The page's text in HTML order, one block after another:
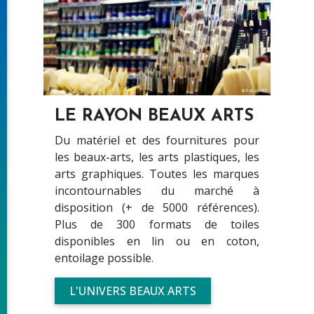
LE RAYON BEAUX ARTS
Du matériel et des fournitures pour
les beaux-arts, les arts plastiques, les
arts graphiques. Toutes les marques
incontournables du marché à
disposition (+ de 5000 références).
Plus de 300 formats de toiles
disponibles en lin ou en coton,
entoilage possible.
L'UNIVERS BEAUX ARTS